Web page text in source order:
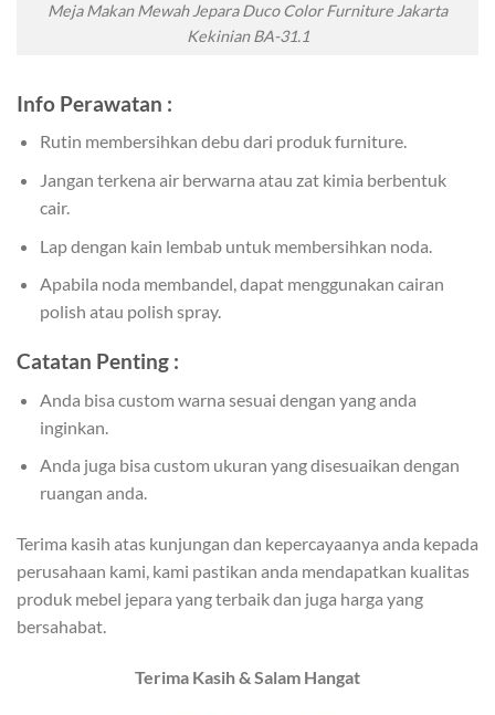
Meja Makan Mewah Jepara Duco Color Furniture Jakarta
Kekinian BA-31.1
Info Perawatan :
Rutin membersihkan debu dari produk furniture.
Jangan terkena air berwarna atau zat kimia berbentuk
cair.
Lap dengan kain lembab untuk membersihkan noda.
Apabila noda membandel, dapat menggunakan cairan
polish atau polish spray.
Catatan Penting :
Anda bisa custom warna sesuai dengan yang anda
inginkan.
Anda juga bisa custom ukuran yang disesuaikan dengan
ruangan anda.
Terima kasih atas kunjungan dan kepercayaanya anda kepada
perusahaan kami, kami pastikan anda mendapatkan kualitas
produk mebel jepara yang terbaik dan juga harga yang
bersahabat.
Terima Kasih & Salam Hangat